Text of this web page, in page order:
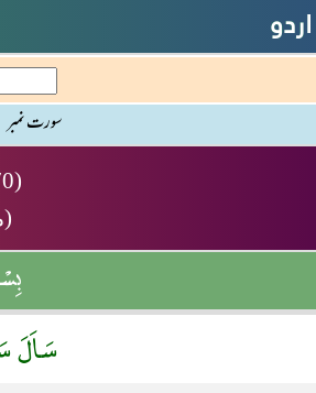
سورت نمبر
(70)
سَاَلَ